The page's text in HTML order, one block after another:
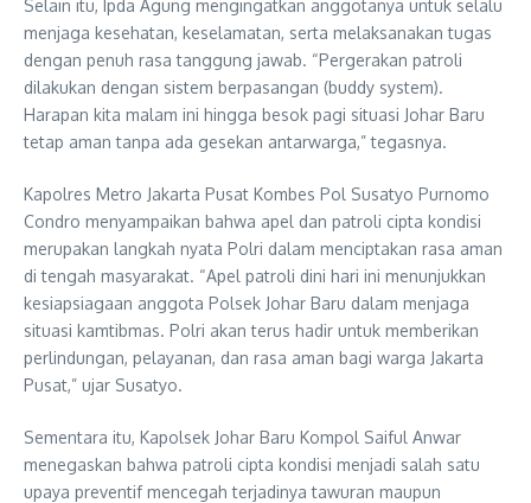
Selain itu, Ipda Agung mengingatkan anggotanya untuk selalu
menjaga kesehatan, keselamatan, serta melaksanakan tugas
dengan penuh rasa tanggung jawab. “Pergerakan patroli
dilakukan dengan sistem berpasangan (buddy system).
Harapan kita malam ini hingga besok pagi situasi Johar Baru
tetap aman tanpa ada gesekan antarwarga,” tegasnya.
Kapolres Metro Jakarta Pusat Kombes Pol Susatyo Purnomo
Condro menyampaikan bahwa apel dan patroli cipta kondisi
merupakan langkah nyata Polri dalam menciptakan rasa aman
di tengah masyarakat. “Apel patroli dini hari ini menunjukkan
kesiapsiagaan anggota Polsek Johar Baru dalam menjaga
situasi kamtibmas. Polri akan terus hadir untuk memberikan
perlindungan, pelayanan, dan rasa aman bagi warga Jakarta
Pusat,” ujar Susatyo.
Sementara itu, Kapolsek Johar Baru Kompol Saiful Anwar
menegaskan bahwa patroli cipta kondisi menjadi salah satu
upaya preventif mencegah terjadinya tawuran maupun